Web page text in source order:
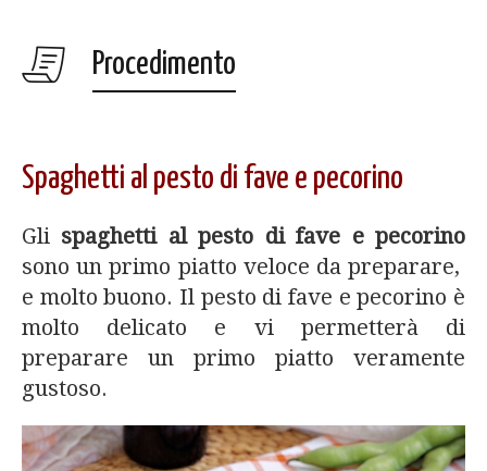
Procedimento
Spaghetti al pesto di fave e pecorino
Gli spaghetti al pesto di fave e pecorino
sono un primo piatto veloce da preparare,
e molto buono. Il pesto di fave e pecorino è
molto delicato e vi permetterà di
preparare un primo piatto veramente
gustoso.